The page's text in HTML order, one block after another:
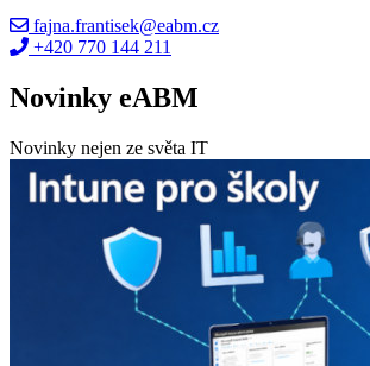
fajna.frantisek@eabm.cz
+420 770 144 211
Novinky eABM
Novinky nejen ze světa IT